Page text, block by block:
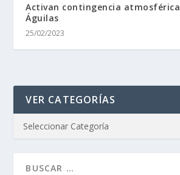
Activan contingencia atmosférica
Águilas
25/02/2023
VER CATEGORÍAS